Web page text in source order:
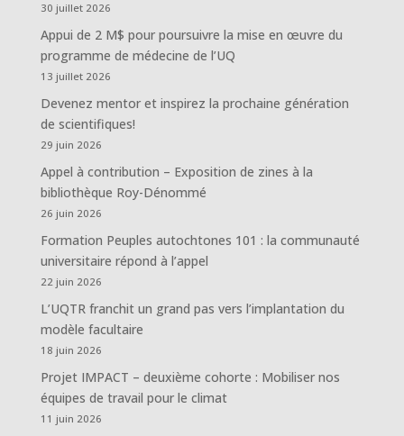
30 juillet 2026
Appui de 2 M$ pour poursuivre la mise en œuvre du
programme de médecine de l’UQ
13 juillet 2026
Devenez mentor et inspirez la prochaine génération
de scientifiques!
29 juin 2026
Appel à contribution – Exposition de zines à la
bibliothèque Roy-Dénommé
26 juin 2026
Formation Peuples autochtones 101 : la communauté
universitaire répond à l’appel
22 juin 2026
L’UQTR franchit un grand pas vers l’implantation du
modèle facultaire
18 juin 2026
Projet IMPACT – deuxième cohorte : Mobiliser nos
équipes de travail pour le climat
11 juin 2026